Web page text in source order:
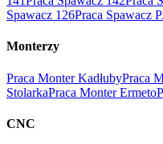
Spawacz 126Praca Spawacz
Monterzy
Praca Monter KadłubyPraca
StolarkaPraca Monter Ermeto
CNC